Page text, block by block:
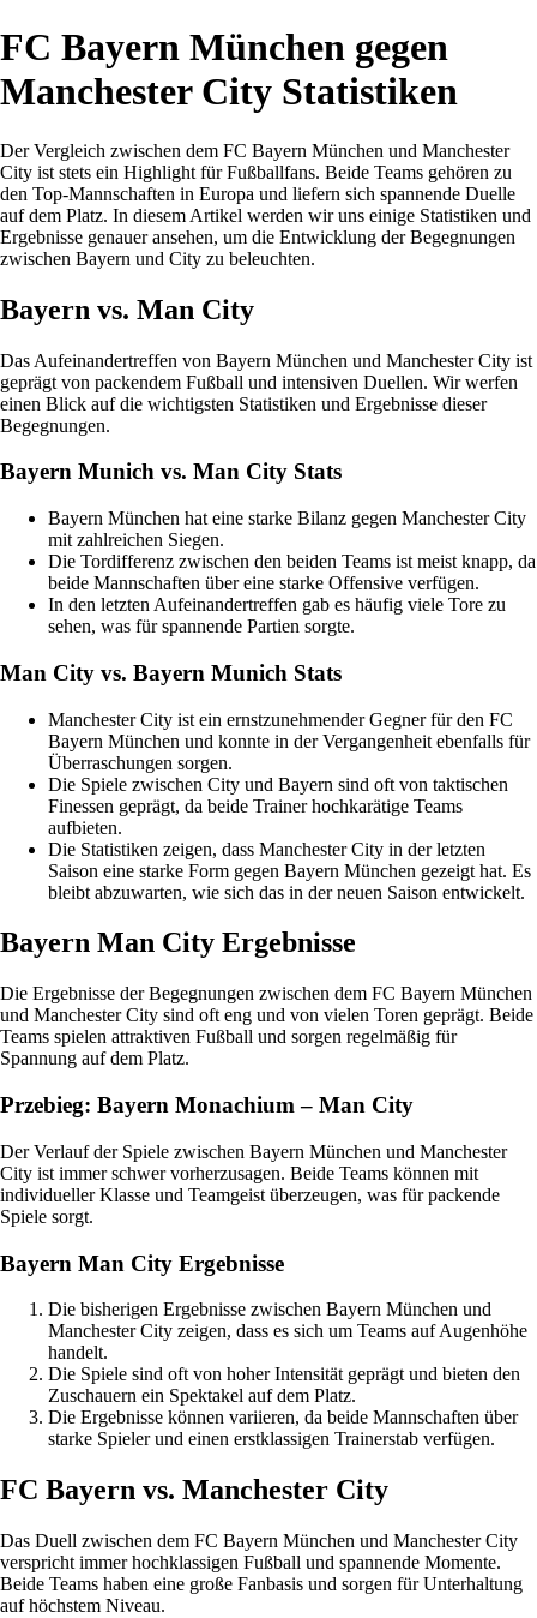
FC Bayern München gegen
Manchester City Statistiken
Der Vergleich zwischen dem FC Bayern München und Manchester
City ist stets ein Highlight für Fußballfans. Beide Teams gehören zu
den Top-Mannschaften in Europa und liefern sich spannende Duelle
auf dem Platz. In diesem Artikel werden wir uns einige Statistiken und
Ergebnisse genauer ansehen, um die Entwicklung der Begegnungen
zwischen Bayern und City zu beleuchten.
Bayern vs. Man City
Das Aufeinandertreffen von Bayern München und Manchester City ist
geprägt von packendem Fußball und intensiven Duellen. Wir werfen
einen Blick auf die wichtigsten Statistiken und Ergebnisse dieser
Begegnungen.
Bayern Munich vs. Man City Stats
Bayern München hat eine starke Bilanz gegen Manchester City
mit zahlreichen Siegen.
Die Tordifferenz zwischen den beiden Teams ist meist knapp, da
beide Mannschaften über eine starke Offensive verfügen.
In den letzten Aufeinandertreffen gab es häufig viele Tore zu
sehen, was für spannende Partien sorgte.
Man City vs. Bayern Munich Stats
Manchester City ist ein ernstzunehmender Gegner für den FC
Bayern München und konnte in der Vergangenheit ebenfalls für
Überraschungen sorgen.
Die Spiele zwischen City und Bayern sind oft von taktischen
Finessen geprägt, da beide Trainer hochkarätige Teams
aufbieten.
Die Statistiken zeigen, dass Manchester City in der letzten
Saison eine starke Form gegen Bayern München gezeigt hat. Es
bleibt abzuwarten, wie sich das in der neuen Saison entwickelt.
Bayern Man City Ergebnisse
Die Ergebnisse der Begegnungen zwischen dem FC Bayern München
und Manchester City sind oft eng und von vielen Toren geprägt. Beide
Teams spielen attraktiven Fußball und sorgen regelmäßig für
Spannung auf dem Platz.
Przebieg: Bayern Monachium – Man City
Der Verlauf der Spiele zwischen Bayern München und Manchester
City ist immer schwer vorherzusagen. Beide Teams können mit
individueller Klasse und Teamgeist überzeugen, was für packende
Spiele sorgt.
Bayern Man City Ergebnisse
Die bisherigen Ergebnisse zwischen Bayern München und
Manchester City zeigen, dass es sich um Teams auf Augenhöhe
handelt.
Die Spiele sind oft von hoher Intensität geprägt und bieten den
Zuschauern ein Spektakel auf dem Platz.
Die Ergebnisse können variieren, da beide Mannschaften über
starke Spieler und einen erstklassigen Trainerstab verfügen.
FC Bayern vs. Manchester City
Das Duell zwischen dem FC Bayern München und Manchester City
verspricht immer hochklassigen Fußball und spannende Momente.
Beide Teams haben eine große Fanbasis und sorgen für Unterhaltung
auf höchstem Niveau.